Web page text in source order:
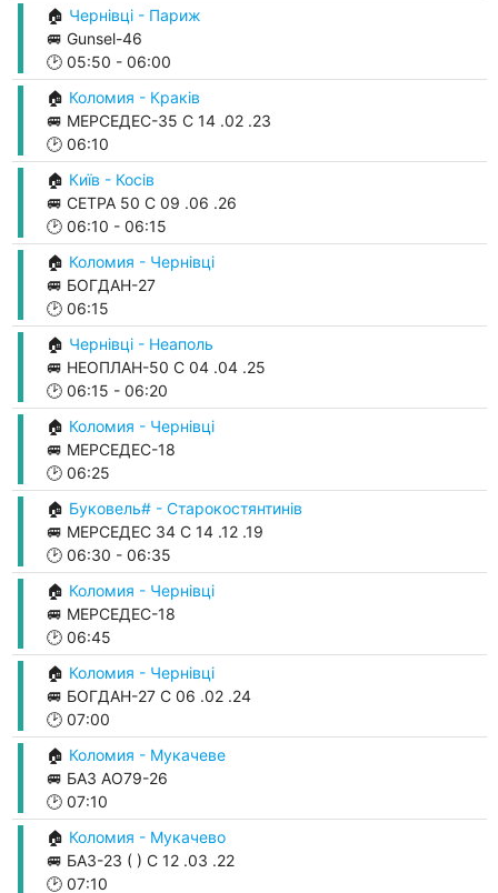
🏠 Чернівці - Париж
🚐 Gunsel-46
🕑 05:50 - 06:00
🏠 Коломия - Краків
🚐 МЕРСЕДЕС-35 С 14 .02 .23
🕑 06:10
🏠 Київ - Косів
🚐 СЕТРА 50 С 09 .06 .26
🕑 06:10 - 06:15
🏠 Коломия - Чернівці
🚐 БОГДАН-27
🕑 06:15
🏠 Чернівці - Неаполь
🚐 НЕОПЛАН-50 С 04 .04 .25
🕑 06:15 - 06:20
🏠 Коломия - Чернівці
🚐 МЕРСЕДЕС-18
🕑 06:25
🏠 Буковель# - Старокостянтинів
🚐 МЕРСЕДЕС 34 С 14 .12 .19
🕑 06:30 - 06:35
🏠 Коломия - Чернівці
🚐 МЕРСЕДЕС-18
🕑 06:45
🏠 Коломия - Чернівці
🚐 БОГДАН-27 С 06 .02 .24
🕑 07:00
🏠 Коломия - Мукачеве
🚐 БАЗ АО79-26
🕑 07:10
🏠 Коломия - Мукачево
🚐 БАЗ-23 ( ) С 12 .03 .22
🕑 07:10